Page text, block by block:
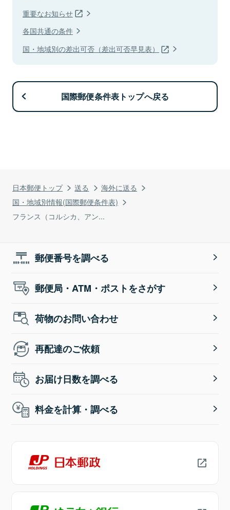
日本郵便トップ 送る
海外に送る
国・地域別情報(国際郵便条件表)
フランス（コルシカ、アン...
重要なお知らせ
各国共通の条件
国・地域別の差出可否（差出可否早見表）
国際郵便条件表トップへ戻る
郵便番号を調べる
郵便局・ATM・ポストをさがす
荷物のお問い合わせ
再配達のご依頼
お届け日数を調べる
料金を計算・調べる